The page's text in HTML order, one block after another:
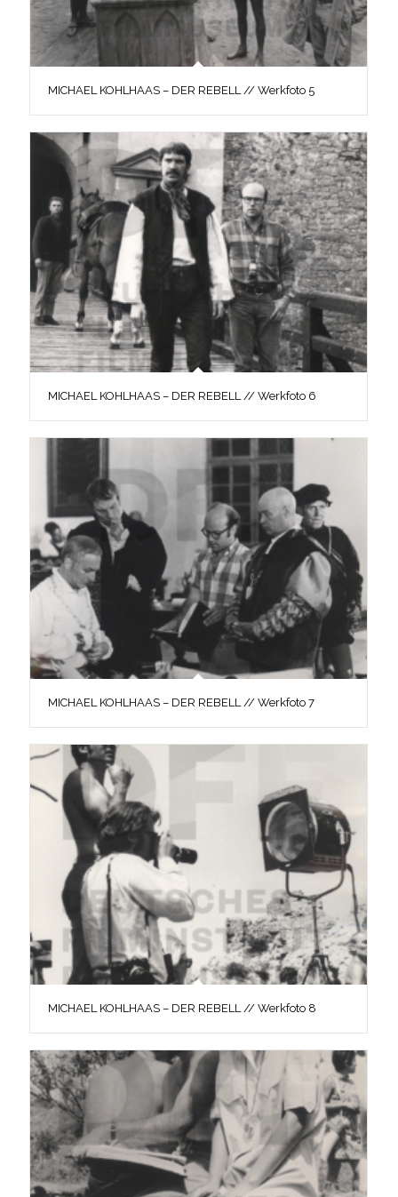
MICHAEL KOHLHAAS – DER REBELL // Werkfoto 5
MICHAEL KOHLHAAS – DER REBELL // Werkfoto 6
MICHAEL KOHLHAAS – DER REBELL // Werkfoto 7
MICHAEL KOHLHAAS – DER REBELL // Werkfoto 8